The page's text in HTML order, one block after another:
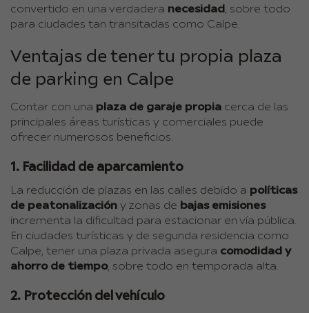
convertido en una verdadera necesidad
, sobre todo
para ciudades tan transitadas como Calpe.
Ventajas de tener tu propia plaza
de parking en Calpe
Contar con una plaza de garaje propia cerca de las
principales áreas turísticas y comerciales puede
ofrecer numerosos beneficios.
1. Facilidad de aparcamiento
La reducción de plazas en las calles debido a políticas
de peatonalización y zonas de bajas emisiones
incrementa la dificultad para estacionar en vía pública.
En ciudades turísticas y de segunda residencia como
Calpe, tener una plaza privada asegura comodidad y
ahorro de tiempo, sobre todo en temporada alta.
2. Protección del vehículo